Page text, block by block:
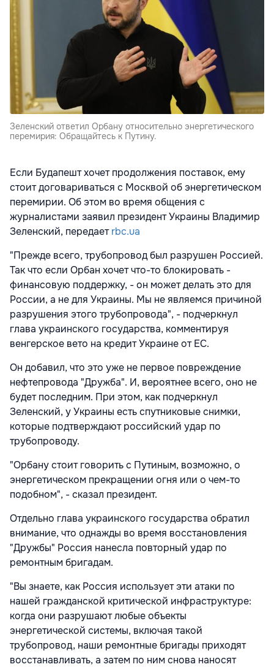
Зеленский ответил Орбану относительно энергетического
перемирия: Обращайтесь к Путину.
Если Будапешт хочет продолжения поставок, ему
стоит договариваться с Москвой об энергетическом
перемирии. Об этом во время общения с
журналистами заявил президент Украины Владимир
Зеленский, передаетrbc.ua
"Прежде всего, трубопровод был разрушен Россией.
Так что если Орбан хочет что-то блокировать -
финансовую поддержку, - он может делать это для
России, а не для Украины. Мы не являемся причиной
разрушения этого трубопровода", - подчеркнул
глава украинского государства, комментируя
венгерское вето на кредит Украине от ЕС.
Он добавил, что это уже не первое повреждение
нефтепровода "Дружба". И, вероятнее всего, оно не
будет последним. При этом, как подчеркнул
Зеленский, у Украины есть спутниковые снимки,
которые подтверждают российский удар по
трубопроводу.
"Орбану стоит говорить с Путиным, возможно, о
энергетическом прекращении огня или о чем-то
подобном", - сказал президент.
Отдельно глава украинского государства обратил
внимание, что однажды во время восстановления
"Дружбы" Россия нанесла повторный удар по
ремонтным бригадам.
"Вы знаете, как Россия использует эти атаки по
нашей гражданской критической инфраструктуре:
когда они разрушают любые объекты
энергетической системы, включая такой
трубопровод, наши ремонтные бригады приходят
восстанавливать, а затем по ним снова наносят